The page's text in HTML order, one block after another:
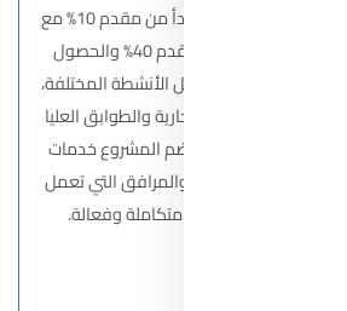
يقدم المول أنظمة دفع مرنة تناسب الجميع، تبدأ من مقدم 10% مع
تقسيط يصل إلى 6 سنوات. كما يمكن دفع مقدم 40% والحصول
عائد سنوي 24%. يتميز تصميم المول بفصل الأنشطة المختلفة،
السفلية للوحدات التجارية والطوابق العليا
بالإضافة إلى ذلك، يضم المشروع خدمات
أنظمة الأمان الحديثة، والمرافق التي تعمل
مما يوفر بيئة استثمارية متكاملة وفعالة.